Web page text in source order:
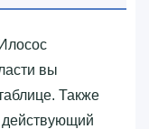
вы
Также
действующий